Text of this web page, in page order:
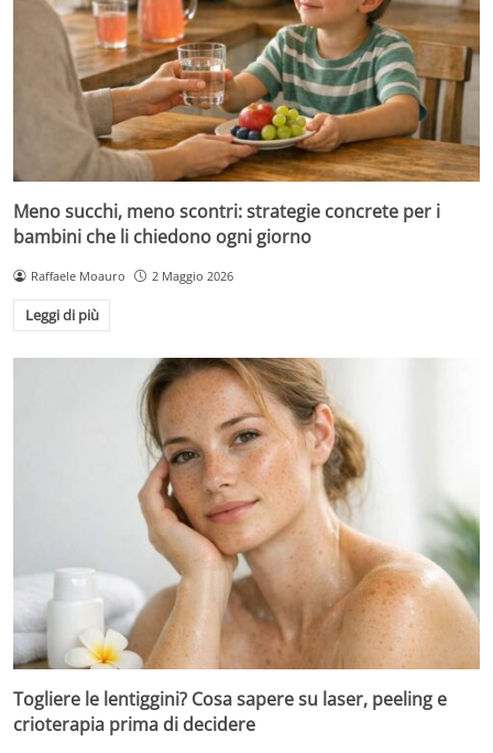
Meno succhi, meno scontri: strategie concrete per i
bambini che li chiedono ogni giorno
Raffaele Moauro 2 Maggio 2026
Leggi di più
Togliere le lentiggini? Cosa sapere su laser, peeling e
crioterapia prima di decidere